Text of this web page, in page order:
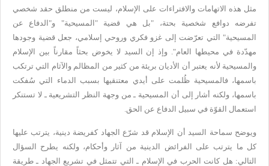
مثل هذه
الاتهامات والافتراءات على الإسلام، ليست من منطلق حقد شخصي
تفرضه دوافع
شخصية بحتة، "بل هي قضية "المسيحية" و"الدفاع عن
المسيحية" التي تعرّضت إلى غزو فكري وروحي إسلامي، جعل قضية وجودها
مهدّدة في محيطها العام". وإذ إن
السيد لا يخوض بحثاً مقارناً بين الإسلام
والمسيحية لأنه يعتبر أن الأديان بريئة من كثير من المظالم والآثام التي ترتكب
باسمها، فالمسيحية ظُلمت على أيدي معتنقيها بسبب الدماء التي سُفكت
باسمها، ولكنه أشار إلى أن المسيحية ـ من وجهة النظر التشريعية ـ لا تستنكر
استعمال القوّة في سبيل الدفاع عن الحق.
ويوضح سماحة السيد أن الإسلام قد شرّع الجهاد كفريضة دينية، يترتب عليها
كل ما يترتب على الفرائض الدينية من آثار وأحكام، ولكنه يطرح السؤال
التالي: هل كانت الحرب في الإسلام ـ التي تتمثل في تشريع الجهاد ـ طريقة